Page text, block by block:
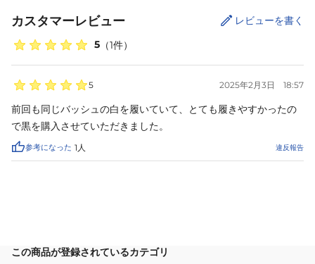
カスタマーレビュー
5 （1件）
レビューを書く
5 2025年2月3日 18:57
前回も同じバッシュの白を履いていて、とても履きやすかったの
で黒を購入させていただきました。
参考になった 1 人 違反報告
この商品が登録されているカテゴリ